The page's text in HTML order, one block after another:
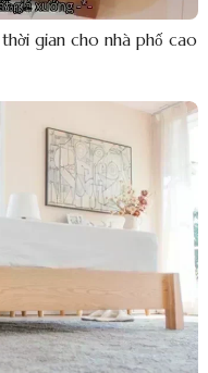
gian cho nhà phố cao